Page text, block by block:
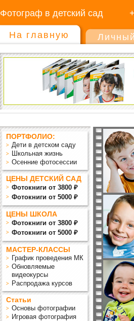
Фотограф в детский сад
На главную
ПОРТФОЛИО:
Дети в детском саду
Школьная жизнь
Осенние фотосессии
ЦЕНЫ ДЕТСКИЙ САД
Фотокниги от 3800 ₽
Фотокниги от 5000 ₽
ЦЕНЫ ШКОЛА
Фотокниги от 3800 ₽
Фотокниги от 5000 ₽
МАСТЕР-КЛАССЫ
График проведения МК
Обновляемые
видеокурсы
Распродажа курсов
Статьи
Основы фотографии
Игровая фотография